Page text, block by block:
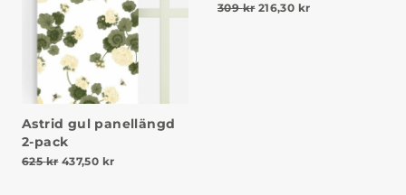
Astrid gul panellängd
2-pack
625kr Det ursprungliga priset var: 625 kr.
437,50 krDet nuvarande priset är: 437,50 kr.
309kr Det ursprungliga priset
216,30 krDet nuvarande